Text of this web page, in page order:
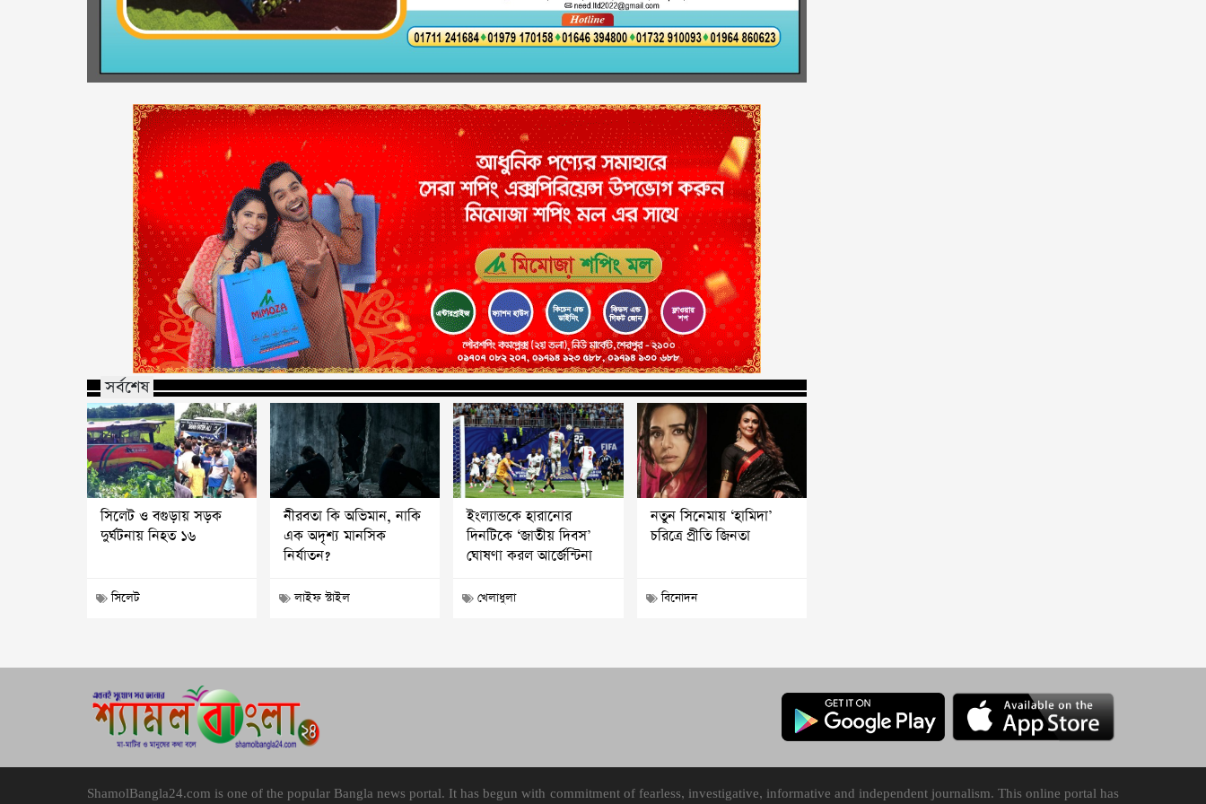
সর্বশেষ
সিলেট ও বগুড়ায় সড়ক
দুর্ঘটনায় নিহত ১৬
সিলেট
নীরবতা কি অভিমান, নাকি
এক অদৃশ্য মানসিক
নির্যাতন?
লাইফ স্টাইল
ইংল্যান্ডকে হারানোর
দিনটিকে ‘জাতীয় দিবস’
ঘোষণা করল আর্জেন্টিনা
খেলাধুলা
নতুন সিনেমায় ‘হামিদা’
চরিত্রে প্রীতি জিনতা
বিনোদন
ShamolBangla24.com is one of the popular Bangla news portal. It has begun with commitment of fearless, investigative, informative and independent journalism. This online portal has